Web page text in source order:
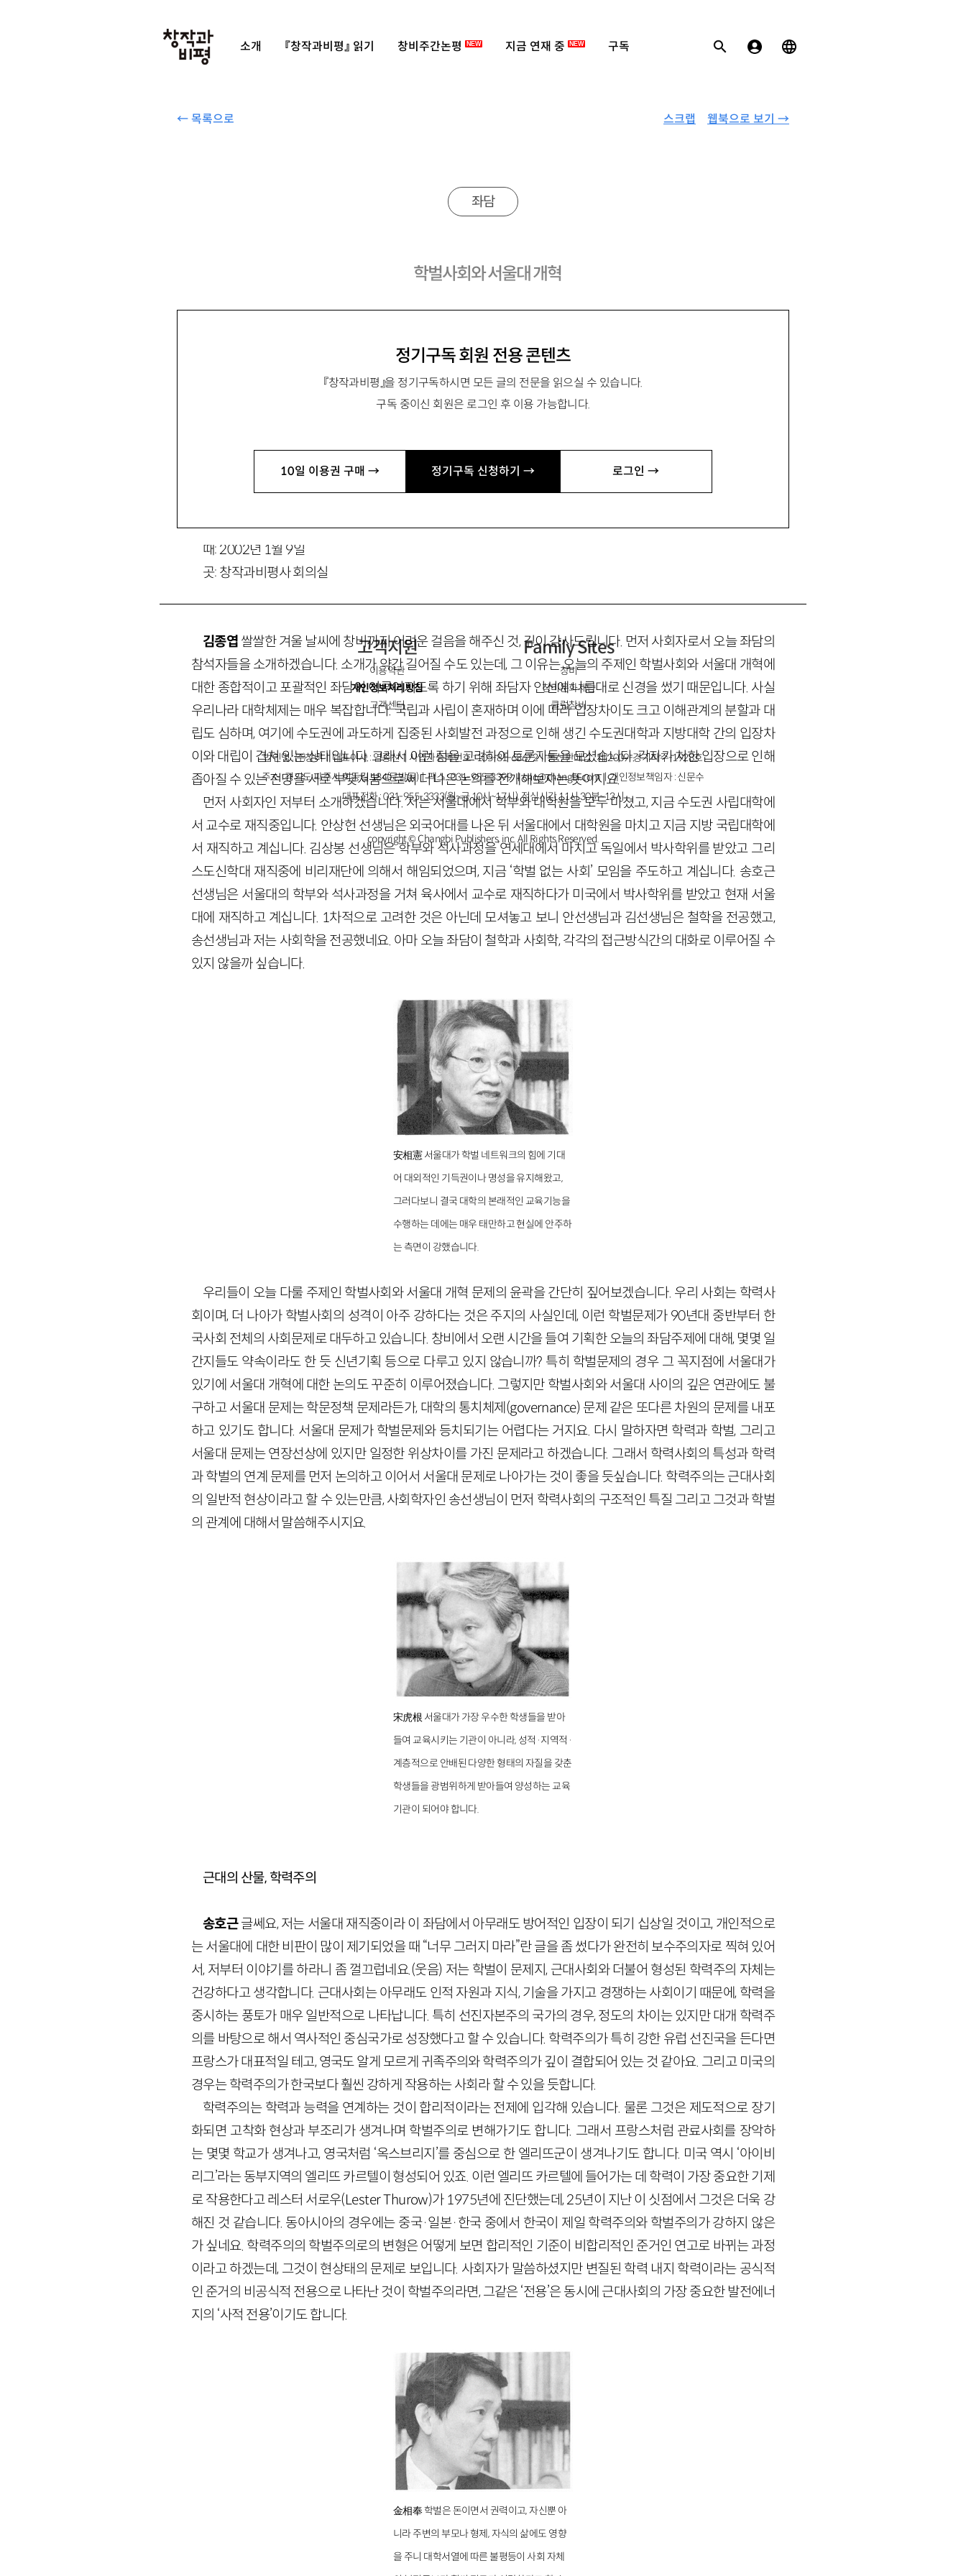
소개 『창작과비평』 읽기 창비주간논평 NEW 지금 연재 중 NEW 구독
← 목록으로 웹북으로 보기 →
스크랩
정기구독 회원 전용 콘텐츠
『창작과비평』을 정기구독하시면 모든 글의 전문을 읽으실 수 있습니다.
구독 중이신 회원은 로그인 후 이용 가능합니다.
10일 이용권 구매 → 정기구독 신청하기 → 로그인 →
좌담
학벌사회와 서울대 개혁
충북대 철학과 교수 ahnsah@chungbuk.ac.kr
서울대 사회학과 교수 hknsong@snu.ac.kr
때: 2002년 1월 9일
곳: 창작과비평사 회의실
김종엽 쌀쌀한 겨울 날씨에 창비까지 어려운 걸음을 해주신 것, 깊이 감사드립니다. 먼저 사회자로서 오늘 좌담의
참석자들을 소개하겠습니다. 소개가 약간 길어질 수도 있는데, 그 이유는 오늘의 주제인 학벌사회와 서울대 개혁에
대한 종합적이고 포괄적인 좌담이 이루어지도록 하기 위해 좌담자 인선에 나름대로 신경을 썼기 때문입니다. 사실
우리나라 대학체제는 매우 복잡합니다. 국립과 사립이 혼재하며 이에 따라 입장차이도 크고 이해관계의 분할과 대
립도 심하며, 여기에 수도권에 과도하게 집중된 사회발전 과정으로 인해 생긴 수도권대학과 지방대학 간의 입장차
이와 대립이 겹쳐 있는 상태입니다. 그래서 이런 점을 고려하여 토론자들을 모셨습니다. 각자가 처한 입장으로 인해
좁아질 수 있는 전망을 서로 부딪쳐봄으로써 더 나은 논의를 전개해보자는 뜻이지요.
먼저 사회자인 저부터 소개하겠습니다. 저는 서울대에서 학부와 대학원을 모두 마쳤고, 지금 수도권 사립대학에
서 교수로 재직중입니다. 안상헌 선생님은 외국어대를 나온 뒤 서울대에서 대학원을 마치고 지금 지방 국립대학에
서 재직하고 계십니다. 김상봉 선생님은 학부와 석사과정을 연세대에서 마치고 독일에서 박사학위를 받았고 그리
스도신학대 재직중에 비리재단에 의해서 해임되었으며, 지금 ‘학벌 없는 사회’ 모임을 주도하고 계십니다. 송호근
선생님은 서울대의 학부와 석사과정을 거쳐 육사에서 교수로 재직하다가 미국에서 박사학위를 받았고 현재 서울
대에 재직하고 계십니다. 1차적으로 고려한 것은 아닌데 모셔놓고 보니 안선생님과 김선생님은 철학을 전공했고,
송선생님과 저는 사회학을 전공했네요. 아마 오늘 좌담이 철학과 사회학, 각각의 접근방식간의 대화로 이루어질 수
있지 않을까 싶습니다.
安相憲 서울대가 학벌 네트워크의 힘에 기대
어 대외적인 기득권이나 명성을 유지해왔고,
그러다보니 결국 대학의 본래적인 교육기능을
수행하는 데에는 매우 태만하고 현실에 안주하
는 측면이 강했습니다.
우리들이 오늘 다룰 주제인 학벌사회와 서울대 개혁 문제의 윤곽을 간단히 짚어보겠습니다. 우리 사회는 학력사
회이며, 더 나아가 학벌사회의 성격이 아주 강하다는 것은 주지의 사실인데, 이런 학벌문제가 90년대 중반부터 한
국사회 전체의 사회문제로 대두하고 있습니다. 창비에서 오랜 시간을 들여 기획한 오늘의 좌담주제에 대해, 몇몇 일
간지들도 약속이라도 한 듯 신년기획 등으로 다루고 있지 않습니까? 특히 학벌문제의 경우 그 꼭지점에 서울대가
있기에 서울대 개혁에 대한 논의도 꾸준히 이루어졌습니다. 그렇지만 학벌사회와 서울대 사이의 깊은 연관에도 불
구하고 서울대 문제는 학문정책 문제라든가, 대학의 통치체제(governance) 문제 같은 또다른 차원의 문제를 내포
하고 있기도 합니다. 서울대 문제가 학벌문제와 등치되기는 어렵다는 거지요. 다시 말하자면 학력과 학벌, 그리고
서울대 문제는 연장선상에 있지만 일정한 위상차이를 가진 문제라고 하겠습니다. 그래서 학력사회의 특성과 학력
과 학벌의 연계 문제를 먼저 논의하고 이어서 서울대 문제로 나아가는 것이 좋을 듯싶습니다. 학력주의는 근대사회
의 일반적 현상이라고 할 수 있는만큼, 사회학자인 송선생님이 먼저 학력사회의 구조적인 특질 그리고 그것과 학벌
의 관계에 대해서 말씀해주시지요.
宋虎根 서울대가 가장 우수한 학생들을 받아
들여 교육시키는 기관이 아니라, 성적·지역적·
계층적으로 안배된 다양한 형태의 자질을 갖춘
학생들을 광범위하게 받아들여 양성하는 교육
기관이 되어야 합니다.
근대의 산물, 학력주의
송호근글쎄요, 저는 서울대 재직중이라 이 좌담에서 아무래도 방어적인 입장이 되기 십상일 것이고, 개인적으로
는 서울대에 대한 비판이 많이 제기되었을 때 “너무 그러지 마라”란 글을 좀 썼다가 완전히 보수주의자로 찍혀 있어
서, 저부터 이야기를 하라니 좀 껄끄럽네요.(웃음) 저는 학벌이 문제지, 근대사회와 더불어 형성된 학력주의 자체는
건강하다고 생각합니다. 근대사회는 아무래도 인적 자원과 지식, 기술을 가지고 경쟁하는 사회이기 때문에, 학력을
중시하는 풍토가 매우 일반적으로 나타납니다. 특히 선진자본주의 국가의 경우, 정도의 차이는 있지만 대개 학력주
의를 바탕으로 해서 역사적인 중심국가로 성장했다고 할 수 있습니다. 학력주의가 특히 강한 유럽 선진국을 든다면
프랑스가 대표적일 테고, 영국도 알게 모르게 귀족주의와 학력주의가 깊이 결합되어 있는 것 같아요. 그리고 미국의
경우는 학력주의가 한국보다 훨씬 강하게 작용하는 사회라 할 수 있을 듯합니다.
학력주의는 학력과 능력을 연계하는 것이 합리적이라는 전제에 입각해 있습니다. 물론 그것은 제도적으로 장기
화되면 고착화 현상과 부조리가 생겨나며 학벌주의로 변해가기도 합니다. 그래서 프랑스처럼 관료사회를 장악하
는 몇몇 학교가 생겨나고, 영국처럼 ‘옥스브리지’를 중심으로 한 엘리뜨군이 생겨나기도 합니다. 미국 역시 ‘아이비
리그’라는 동부지역의 엘리뜨 카르텔이 형성되어 있죠. 이런 엘리뜨 카르텔에 들어가는 데 학력이 가장 중요한 기제
로 작용한다고 레스터 서로우(Lester Thurow)가 1975년에 진단했는데, 25년이 지난 이 싯점에서 그것은 더욱 강
해진 것 같습니다. 동아시아의 경우에는 중국·일본·한국 중에서 한국이 제일 학력주의와 학벌주의가 강하지 않은
가 싶네요. 학력주의의 학벌주의로의 변형은 어떻게 보면 합리적인 기준이 비합리적인 준거인 연고로 바뀌는 과정
이라고 하겠는데, 그것이 현상태의 문제로 보입니다. 사회자가 말씀하셨지만 변질된 학력 내지 학력이라는 공식적
인 준거의 비공식적 전용으로 나타난 것이 학벌주의라면, 그같은 ‘전용’은 동시에 근대사회의 가장 중요한 발전에너
지의 ‘사적 전용’이기도 합니다.
金相奉 학벌은 돈이면서 권력이고, 자신뿐 아
니라 주변의 부모나 형제, 자식의 삶에도 영향
을 주니 대학서열에 따른 불평등이 사회 자체
고객지원
이용약관
개인정보처리방침
고객센터
Family Sites
창비
창비문화재단
클럽창비
법인명 : ㈜창비ㅣ대표이사 : 염종선ㅣ사업자등록번호 : 105-81-63672ㅣ통신판매업 : 제 2009-경기파주-1928호
주소 : 경기도 파주시 회동길 184(문발동)ㅣ팩스 : 031-955-3399 ㅣcnc@changbi.comㅣ개인정보책임자 : 신문수
대표전화 : 031-955-3333(월~금 10시~17시), 점심시간 11시 30분~13시
copyright © Changbi Publishers, inc. All Rights Reserved.